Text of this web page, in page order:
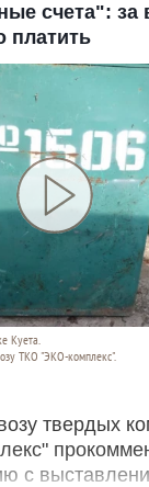
счета": за
платить
Куета.
ТКО "ЭКО-комплекс".
твердых
с